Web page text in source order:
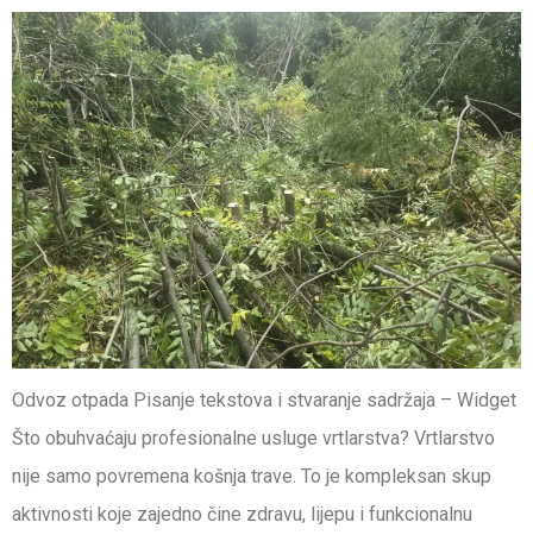
Odvoz otpada Pisanje tekstova i stvaranje sadržaja – Widget
Što obuhvaćaju profesionalne usluge vrtlarstva? Vrtlarstvo
nije samo povremena košnja trave. To je kompleksan skup
aktivnosti koje zajedno čine zdravu, lijepu i funkcionalnu